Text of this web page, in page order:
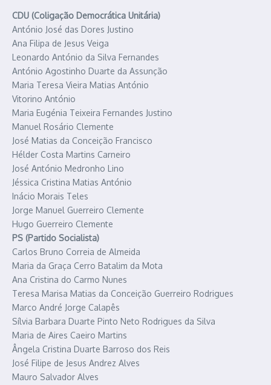
CDU (Coligação Democrática Unitária)
António José das Dores Justino
Ana Filipa de Jesus Veiga
Leonardo António da Silva Fernandes
António Agostinho Duarte da Assunção
Maria Teresa Vieira Matias António
Vitorino António
Maria Eugénia Teixeira Fernandes Justino
Manuel Rosário Clemente
José Matias da Conceição Francisco
Hélder Costa Martins Carneiro
José António Medronho Lino
Jéssica Cristina Matias António
Inácio Morais Teles
Jorge Manuel Guerreiro Clemente
Hugo Guerreiro Clemente
PS (Partido Socialista)
Carlos Bruno Correia de Almeida
Maria da Graça Cerro Batalim da Mota
Ana Cristina do Carmo Nunes
Teresa Marisa Matias da Conceição Guerreiro Rodrigues
Marco André Jorge Calapês
Sílvia Barbara Duarte Pinto Neto Rodrigues da Silva
Maria de Aires Caeiro Martins
Ângela Cristina Duarte Barroso dos Reis
José Filipe de Jesus Andrez Alves
Mauro Salvador Alves